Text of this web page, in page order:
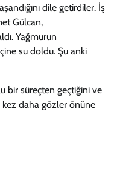
dile getirdiler. İş
Gülcan,
Yağmurun
su doldu. Şu anki
bir süreçten geçtiğini ve
kez daha gözler önüne